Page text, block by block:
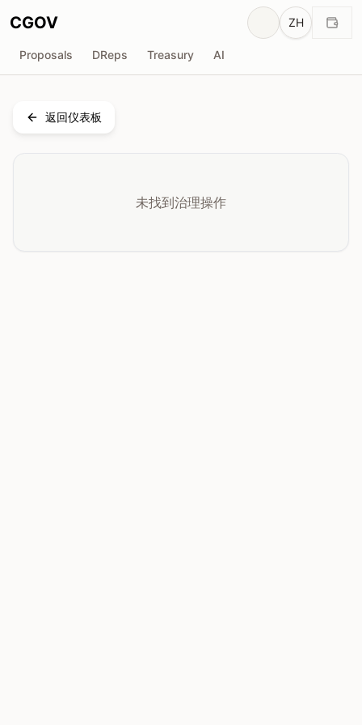
CGOV ZH
Proposals DReps Treasury AI
返回仪表板
未找到治理操作